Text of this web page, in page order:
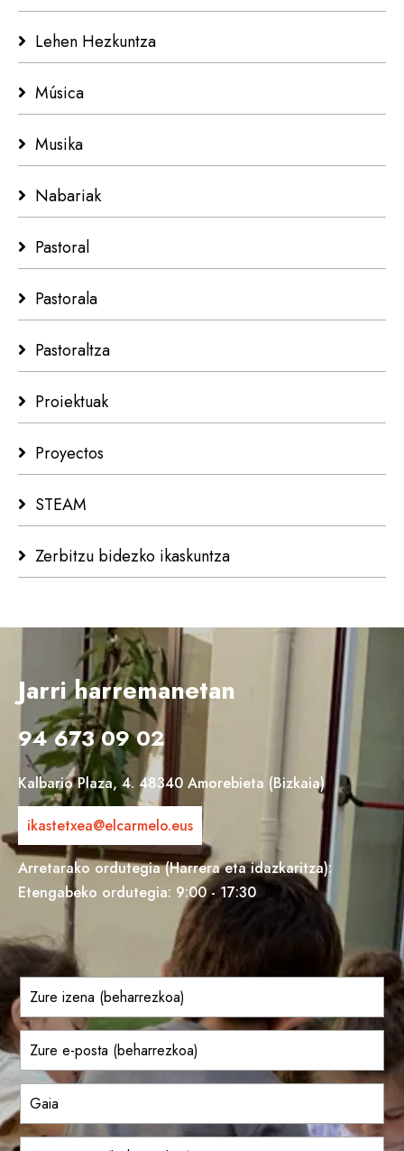
Lehen Hezkuntza
Música
Musika
Nabariak
Pastoral
Pastorala
Pastoraltza
Proiektuak
Proyectos
STEAM
Zerbitzu bidezko ikaskuntza
Jarri harremanetan
94 673 09 02
Kalbario Plaza, 4. 48340 Amorebieta (Bizkaia)
ikastetxea@elcarmelo.eus
Arretarako ordutegia (Harrera eta idazkaritza):
Etengabeko ordutegia: 9:00 - 17:30